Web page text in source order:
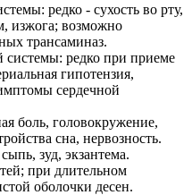
редко - сухость во рту,
изжога; возможно
трансаминаз.
системы: редко при приеме
гипотензия,
сердечной
боль, головокружение,
сна, нервозность.
зуд, экзантема.
при длительном
оболочки десен.